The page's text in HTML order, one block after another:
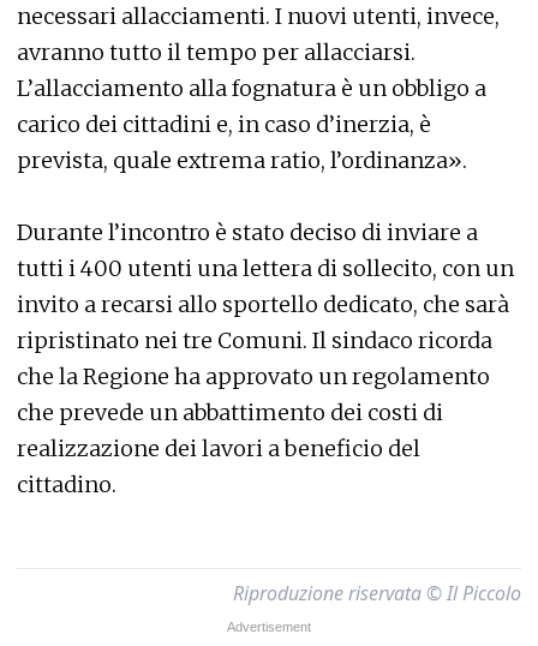
necessari allacciamenti. I nuovi utenti, invece,
avranno tutto il tempo per allacciarsi.
L’allacciamento alla fognatura è un obbligo a
carico dei cittadini e, in caso d’inerzia, è
prevista, quale extrema ratio, l’ordinanza».
Durante l’incontro è stato deciso di inviare a
tutti i 400 utenti una lettera di sollecito, con un
invito a recarsi allo sportello dedicato, che sarà
ripristinato nei tre Comuni. Il sindaco ricorda
che la Regione ha approvato un regolamento
che prevede un abbattimento dei costi di
realizzazione dei lavori a beneficio del
cittadino.
Riproduzione riservata © Il Piccolo